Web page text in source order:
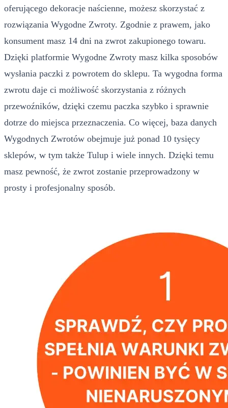
oferującego dekoracje naścienne, możesz skorzystać z
rozwiązania Wygodne Zwroty. Zgodnie z prawem, jako
konsument masz 14 dni na zwrot zakupionego towaru.
Dzięki platformie Wygodne Zwroty masz kilka sposobów
wysłania paczki z powrotem do sklepu. Ta wygodna forma
zwrotu daje ci możliwość skorzystania z różnych
przewoźników, dzięki czemu paczka szybko i sprawnie
dotrze do miejsca przeznaczenia. Co więcej, baza danych
Wygodnych Zwrotów obejmuje już ponad 10 tysięcy
sklepów, w tym także Tulup i wiele innych. Dzięki temu
masz pewność, że zwrot zostanie przeprowadzony w
prosty i profesjonalny sposób.